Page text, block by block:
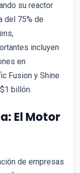
su reactor
del 75% de
incluyen
en
Fusion y Shine
billón.
El Motor
de empresas